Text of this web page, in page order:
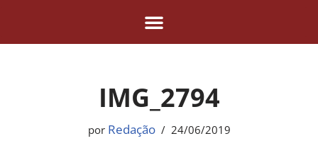
IMG_2794
por Redação 24/06/2019